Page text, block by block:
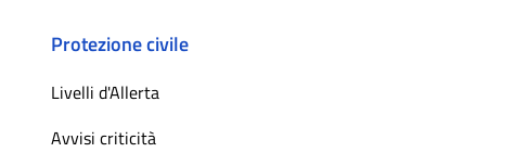
Protezione civile
Livelli d'Allerta
Avvisi criticità